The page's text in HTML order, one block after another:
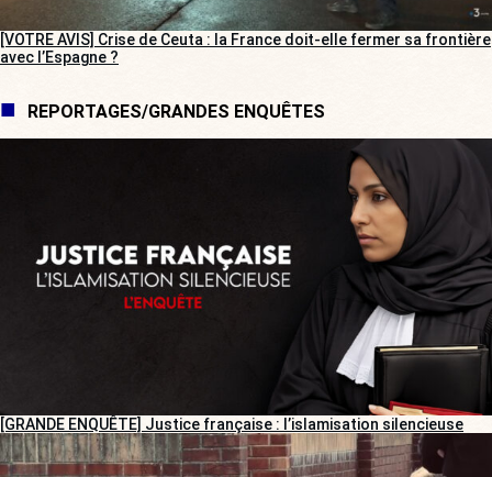
[VOTRE AVIS] Crise de Ceuta : la France doit-elle fermer sa frontière
avec l’Espagne ?
REPORTAGES/GRANDES ENQUÊTES
[GRANDE ENQUÊTE] Justice française : l’islamisation silencieuse